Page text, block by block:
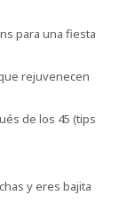
para una fiesta
rejuvenecen
de los 45 (tips
y eres bajita